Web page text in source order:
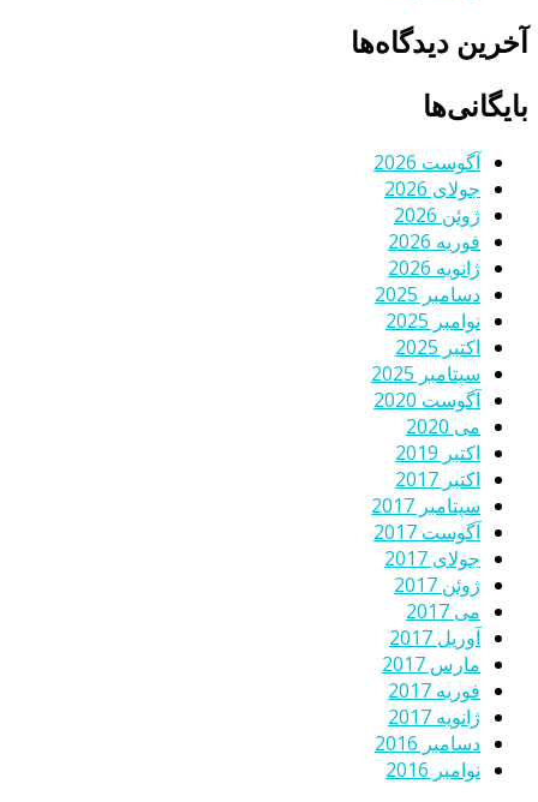
آخرین دیدگاه‌ها
بایگانی‌ها
آگوست 2026
جولای 2026
ژوئن 2026
فوریه 2026
ژانویه 2026
دسامبر 2025
نوامبر 2025
اکتبر 2025
سپتامبر 2025
آگوست 2020
می 2020
اکتبر 2019
اکتبر 2017
سپتامبر 2017
آگوست 2017
جولای 2017
ژوئن 2017
می 2017
آوریل 2017
مارس 2017
فوریه 2017
ژانویه 2017
دسامبر 2016
نوامبر 2016